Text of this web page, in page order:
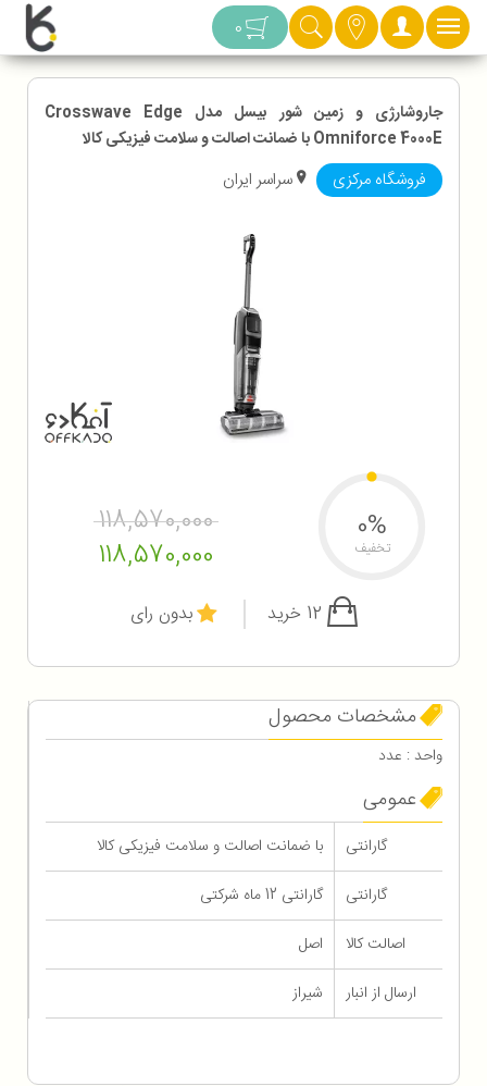
دسته بندی 0
جاروشارژی و زمین شور بیسل مدل Crosswave Edge
Omniforce 4000E با ضمانت اصالت و سلامت فیزیکی کالا
فروشگاه مرکزی سراسر ایران
118,570,000
118,570,000
0%
تخفیف
بدون رای
مشخصات محصول
واحد : عدد
عمومی
گارانتی
با ضمانت اصالت و سلامت فیزیکی کالا
گارانتی
گارانتی 12 ماه شرکتی
اصالت کالا
اصل
ارسال از انبار
شیراز